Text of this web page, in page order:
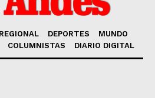
REGIONAL DEPORTES
MUNDO
COLUMNISTAS DIARIO DIGITAL